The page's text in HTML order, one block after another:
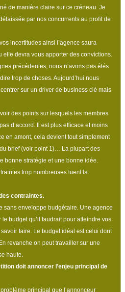
de manière claire sur ce créneau. Je
par nos concurrents au profit de
incertitudes ainsi l’agence saura
devra vous apporter des convictions.
précédentes, nous n’avons pas étés
trop de choses. Aujourd’hui nous
sur un driver de business clé mais
des points sur lesquels les membres
d’accord. Il est plus efficace et moins
en amont, cela devient tout simplement
brief (voir point 1)… La plupart des
bonne stratégie et une bonne idée.
trop nombreuses tuent la
contraintes.
sans enveloppe budgétaire. Une agence
budget qu’il faudrait pour atteindre vos
faire. Le budget idéal est celui dont
revanche on peut travailler sur une
haute.
doit annoncer l’enjeu principal de
principal que l’annonceur